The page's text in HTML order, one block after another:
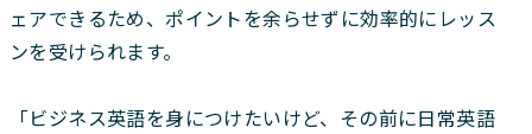
ェアできるため、ポイントを余らせずに効率的にレッス
ンを受けられます。
「ビジネス英語を身につけたいけど、その前に日常英語